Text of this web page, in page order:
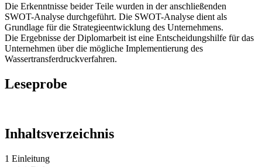
Die Erkenntnisse beider Teile wurden in der anschließenden
SWOT-Analyse durchgeführt. Die SWOT-Analyse dient als
Grundlage für die Strategieentwicklung des Unternehmens.
Die Ergebnisse der Diplomarbeit ist eine Entscheidungshilfe für das
Unternehmen über die mögliche Implementierung des
Wassertransferdruckverfahren.
Leseprobe
Inhaltsverzeichnis
1 Einleitung